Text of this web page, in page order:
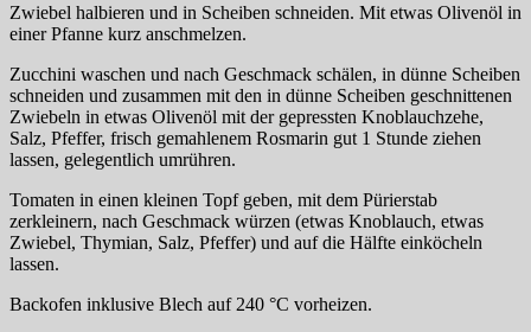
Zwiebel halbieren und in Scheiben schneiden. Mit etwas Olivenöl in
einer Pfanne kurz anschmelzen.
Zucchini waschen und nach Geschmack schälen, in dünne Scheiben
schneiden und zusammen mit den in dünne Scheiben geschnittenen
Zwiebeln in etwas Olivenöl mit der gepressten Knoblauchzehe,
Salz, Pfeffer, frisch gemahlenem Rosmarin gut 1 Stunde ziehen
lassen, gelegentlich umrühren.
Tomaten in einen kleinen Topf geben, mit dem Pürierstab
zerkleinern, nach Geschmack würzen (etwas Knoblauch, etwas
Zwiebel, Thymian, Salz, Pfeffer) und auf die Hälfte einköcheln
lassen.
Backofen inklusive Blech auf 240 °C vorheizen.